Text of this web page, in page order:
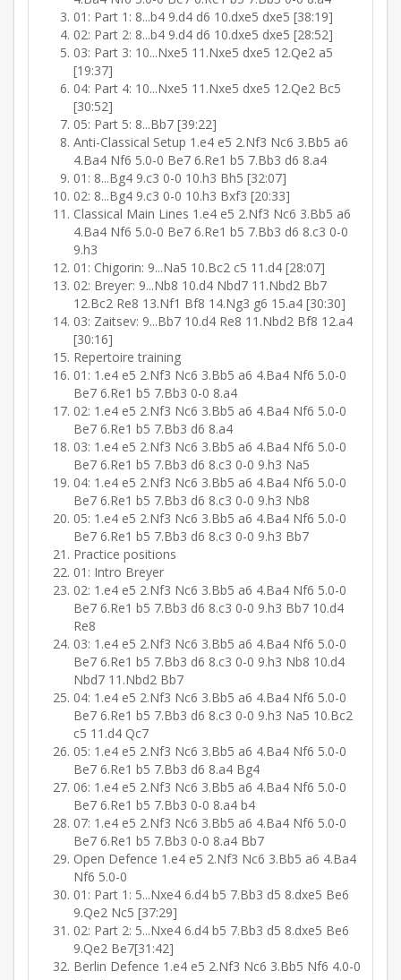
01: Part 1: 8...b4 9.d4 d6 10.dxe5 dxe5 [38:19]
02: Part 2: 8...b4 9.d4 d6 10.dxe5 dxe5 [28:52]
03: Part 3: 10...Nxe5 11.Nxe5 dxe5 12.Qe2 a5
[19:37]
04: Part 4: 10...Nxe5 11.Nxe5 dxe5 12.Qe2 Bc5
[30:52]
05: Part 5: 8...Bb7 [39:22]
Anti-Classical Setup 1.e4 e5 2.Nf3 Nc6 3.Bb5 a6
4.Ba4 Nf6 5.0-0 Be7 6.Re1 b5 7.Bb3 d6 8.a4
01: 8...Bg4 9.c3 0-0 10.h3 Bh5 [32:07]
02: 8...Bg4 9.c3 0-0 10.h3 Bxf3 [20:33]
Classical Main Lines 1.e4 e5 2.Nf3 Nc6 3.Bb5 a6
4.Ba4 Nf6 5.0-0 Be7 6.Re1 b5 7.Bb3 d6 8.c3 0-0
9.h3
01: Chigorin: 9...Na5 10.Bc2 c5 11.d4 [28:07]
02: Breyer: 9...Nb8 10.d4 Nbd7 11.Nbd2 Bb7
12.Bc2 Re8 13.Nf1 Bf8 14.Ng3 g6 15.a4 [30:30]
03: Zaitsev: 9...Bb7 10.d4 Re8 11.Nbd2 Bf8 12.a4
[30:16]
Repertoire training
01: 1.e4 e5 2.Nf3 Nc6 3.Bb5 a6 4.Ba4 Nf6 5.0-0
Be7 6.Re1 b5 7.Bb3 0-0 8.a4
02: 1.e4 e5 2.Nf3 Nc6 3.Bb5 a6 4.Ba4 Nf6 5.0-0
Be7 6.Re1 b5 7.Bb3 d6 8.a4
03: 1.e4 e5 2.Nf3 Nc6 3.Bb5 a6 4.Ba4 Nf6 5.0-0
Be7 6.Re1 b5 7.Bb3 d6 8.c3 0-0 9.h3 Na5
04: 1.e4 e5 2.Nf3 Nc6 3.Bb5 a6 4.Ba4 Nf6 5.0-0
Be7 6.Re1 b5 7.Bb3 d6 8.c3 0-0 9.h3 Nb8
05: 1.e4 e5 2.Nf3 Nc6 3.Bb5 a6 4.Ba4 Nf6 5.0-0
Be7 6.Re1 b5 7.Bb3 d6 8.c3 0-0 9.h3 Bb7
Practice positions
01: Intro Breyer
02: 1.e4 e5 2.Nf3 Nc6 3.Bb5 a6 4.Ba4 Nf6 5.0-0
Be7 6.Re1 b5 7.Bb3 d6 8.c3 0-0 9.h3 Bb7 10.d4
Re8
03: 1.e4 e5 2.Nf3 Nc6 3.Bb5 a6 4.Ba4 Nf6 5.0-0
Be7 6.Re1 b5 7.Bb3 d6 8.c3 0-0 9.h3 Nb8 10.d4
Nbd7 11.Nbd2 Bb7
04: 1.e4 e5 2.Nf3 Nc6 3.Bb5 a6 4.Ba4 Nf6 5.0-0
Be7 6.Re1 b5 7.Bb3 d6 8.c3 0-0 9.h3 Na5 10.Bc2
c5 11.d4 Qc7
05: 1.e4 e5 2.Nf3 Nc6 3.Bb5 a6 4.Ba4 Nf6 5.0-0
Be7 6.Re1 b5 7.Bb3 d6 8.a4 Bg4
06: 1.e4 e5 2.Nf3 Nc6 3.Bb5 a6 4.Ba4 Nf6 5.0-0
Be7 6.Re1 b5 7.Bb3 0-0 8.a4 b4
07: 1.e4 e5 2.Nf3 Nc6 3.Bb5 a6 4.Ba4 Nf6 5.0-0
Be7 6.Re1 b5 7.Bb3 0-0 8.a4 Bb7
Open Defence 1.e4 e5 2.Nf3 Nc6 3.Bb5 a6 4.Ba4
Nf6 5.0-0
01: Part 1: 5...Nxe4 6.d4 b5 7.Bb3 d5 8.dxe5 Be6
9.Qe2 Nc5 [37:29]
02: Part 2: 5...Nxe4 6.d4 b5 7.Bb3 d5 8.dxe5 Be6
9.Qe2 Be7[31:42]
Berlin Defence 1.e4 e5 2.Nf3 Nc6 3.Bb5 Nf6 4.0-0